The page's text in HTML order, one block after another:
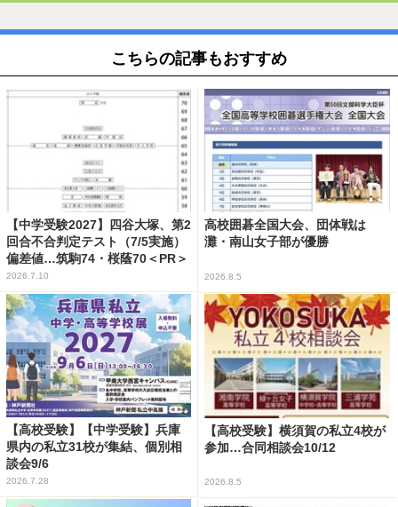
こちらの記事もおすすめ
【中学受験2027】四谷大塚、第2
回合不合判定テスト（7/5実施）
偏差値…筑駒74・桜蔭70＜PR＞
2026.7.10
高校囲碁全国大会、団体戦は
灘・南山女子部が優勝
2026.8.5
【高校受験】【中学受験】兵庫
県内の私立31校が集結、個別相
談会9/6
2026.7.28
【高校受験】横須賀の私立4校が
参加…合同相談会10/12
2026.8.5